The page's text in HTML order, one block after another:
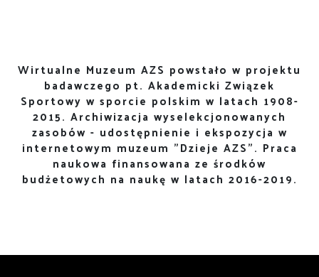
Wirtualne Muzeum AZS powstało w projektu
badawczego pt. Akademicki Związek
Sportowy w sporcie polskim w latach 1908-
2015. Archiwizacja wyselekcjonowanych
zasobów - udostępnienie i ekspozycja w
internetowym muzeum "Dzieje AZS". Praca
naukowa finansowana ze środków
budżetowych na naukę w latach 2016-2019.